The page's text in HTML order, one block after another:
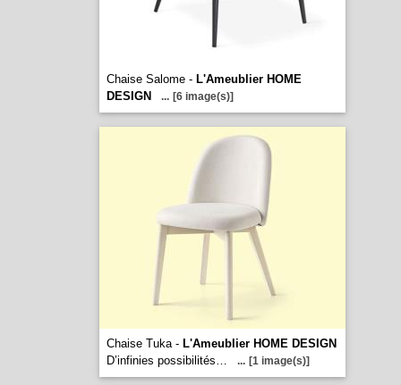
Chaise Salome - L'Ameublier HOME
DESIGN
... [6 image(s)]
Chaise Tuka - L'Ameublier HOME DESIGN
D’infinies possibilités…
... [1 image(s)]